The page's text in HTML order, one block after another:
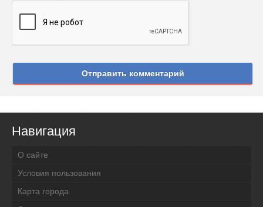
Отправить комментарий
Навигация
О сайте
Условия пользования
Карта города